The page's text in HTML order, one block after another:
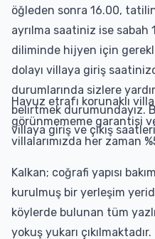
öğleden sonra 16.00,
ayrılma saatiniz ise sabah
diliminde hijyen için
dolayı villaya giriş
durumlarında sizlere
belirtmek durumundayız.
villaya giriş ve çıkış
Havuz etrafı korunaklı
görünmememe garantisi
villalarımızda her zaman
Kalkan; coğrafi yapısı
kurulmuş bir yerleşim
köylerde bulunan tüm
yokuş yukarı çıkılmaktadır.